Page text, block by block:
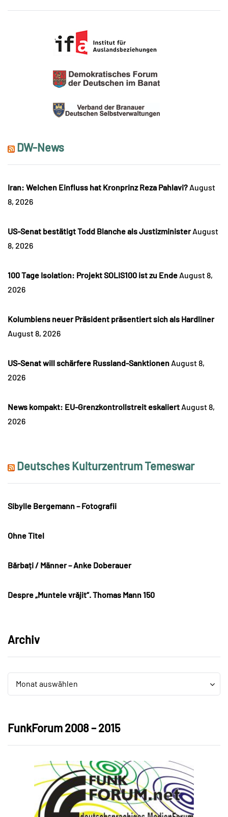
DW-News
Iran: Welchen Einfluss hat Kronprinz Reza Pahlavi? August
8, 2026
US-Senat bestätigt Todd Blanche als Justizminister August
8, 2026
100 Tage Isolation: Projekt SOLIS100 ist zu Ende August 8,
2026
Kolumbiens neuer Präsident präsentiert sich als Hardliner
August 8, 2026
US-Senat will schärfere Russland-Sanktionen August 8,
2026
News kompakt: EU-Grenzkontrollstreit eskaliert August 8,
2026
Deutsches Kulturzentrum Temeswar
Sibylle Bergemann – Fotografii
Ohne Titel
Bărbați / Männer – Anke Doberauer
Despre „Muntele vrăjit“. Thomas Mann 150
Archiv
Archiv
Monat auswählen
Archiv
FunkForum 2008 – 2015